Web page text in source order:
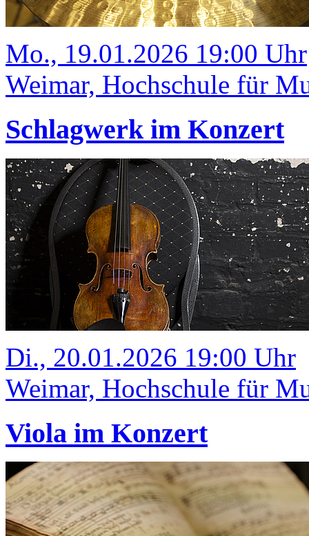
Mo., 19.01.2026 19:00 Uhr
Weimar, Hochschule für
Schlagwerk im Konzert
Di., 20.01.2026 19:00 Uhr
Weimar, Hochschule für
Viola im Konzert